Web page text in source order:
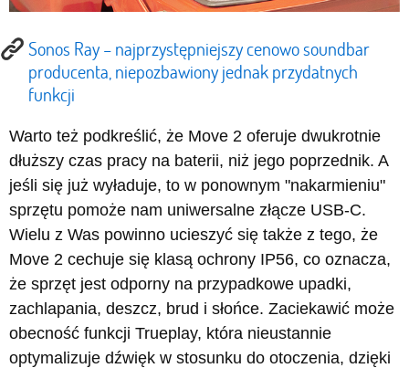
Sonos Ray – najprzystępniejszy cenowo soundbar
producenta, niepozbawiony jednak przydatnych
funkcji
Warto też podkreślić, że Move 2 oferuje dwukrotnie
dłuższy czas pracy na baterii, niż jego poprzednik. A
jeśli się już wyładuje, to w ponownym "nakarmieniu"
sprzętu pomoże nam uniwersalne złącze USB-C.
Wielu z Was powinno ucieszyć się także z tego, że
Move 2 cechuje się klasą ochrony IP56, co oznacza,
że sprzęt jest odporny na przypadkowe upadki,
zachlapania, deszcz, brud i słońce. Zaciekawić może
obecność funkcji Trueplay, która nieustannie
optymalizuje dźwięk w stosunku do otoczenia, dzięki